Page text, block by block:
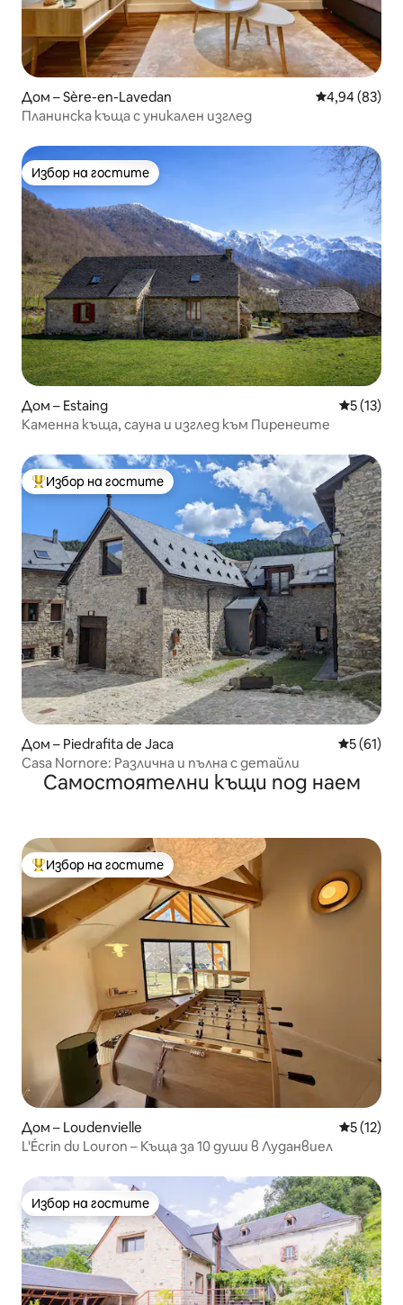
Дом – Sère-en-Lavedan Средна
4,94 (83)
Планинска къща с уникален изглед
Избор на гостите
Избор на гостите
Дом – Estaing Средна
5 (13)
Каменна къща, сауна и изглед към Пиренеите
Най-популярен избор на гостите
Избор на гостите
Дом – Piedrafita de Jaca Средна
5 (61)
Casa Nornore: Различна и пълна с детайли
Самостоятелни къщи под наем
Най-популярен избор на гостите
Избор на гостите
Дом – Loudenvielle Средна
5 (12)
L'Écrin du Louron – Къща за 10 души в Луданвиел
Избор на гостите
Избор на гостите